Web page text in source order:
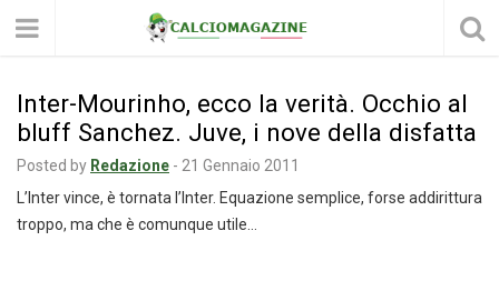
Inter-Mourinho, ecco la verità. Occhio al
bluff Sanchez. Juve, i nove della disfatta
Posted by Redazione - 21 Gennaio 2011
L’Inter vince, è tornata l’Inter. Equazione semplice, forse addirittura
troppo, ma che è comunque utile…